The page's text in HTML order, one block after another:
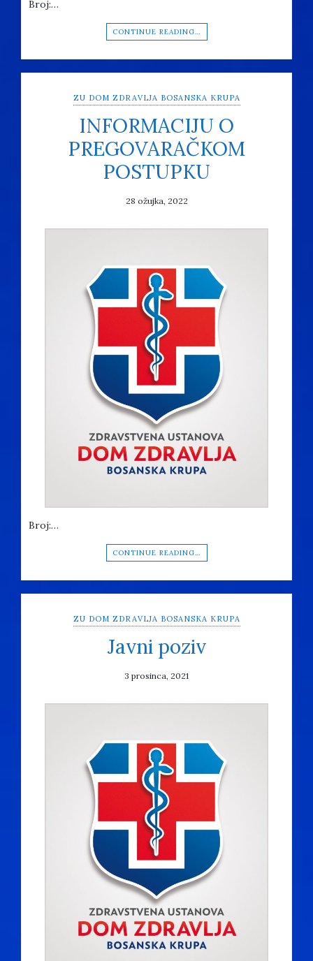
Broj:…
CONTINUE READING…
ZU DOM ZDRAVLJA BOSANSKA KRUPA
INFORMACIJU O
PREGOVARAČKOM
POSTUPKU
28 ožujka, 2022
Broj:…
CONTINUE READING…
ZU DOM ZDRAVLJA BOSANSKA KRUPA
Javni poziv
3 prosinca, 2021